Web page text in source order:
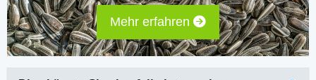
Mehr erfahren